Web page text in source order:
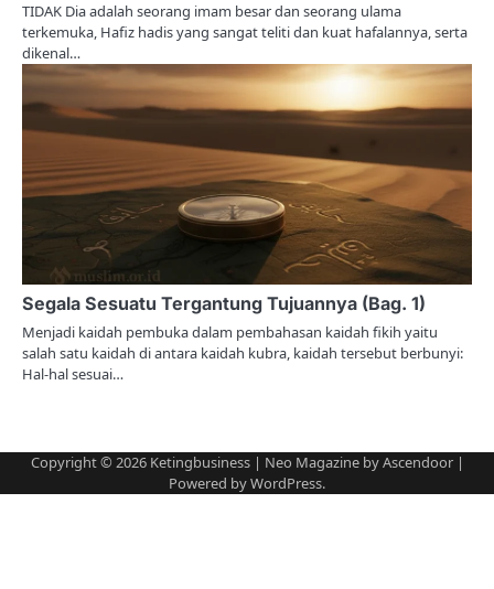
TIDAK Dia adalah seorang imam besar dan seorang ulama
terkemuka, Hafiz hadis yang sangat teliti dan kuat hafalannya, serta
dikenal…
Segala Sesuatu Tergantung Tujuannya (Bag. 1)
Menjadi kaidah pembuka dalam pembahasan kaidah fikih yaitu
salah satu kaidah di antara kaidah kubra, kaidah tersebut berbunyi:
Hal-hal sesuai…
Copyright © 2026 Ketingbusiness| Neo Magazine byAscendoor|
Powered byWordPress.